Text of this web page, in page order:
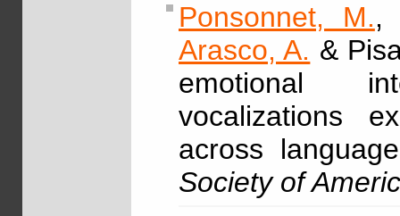
Ponsonnet, M.
Arasco, A. &
emotional
vocalizations
across
Society of